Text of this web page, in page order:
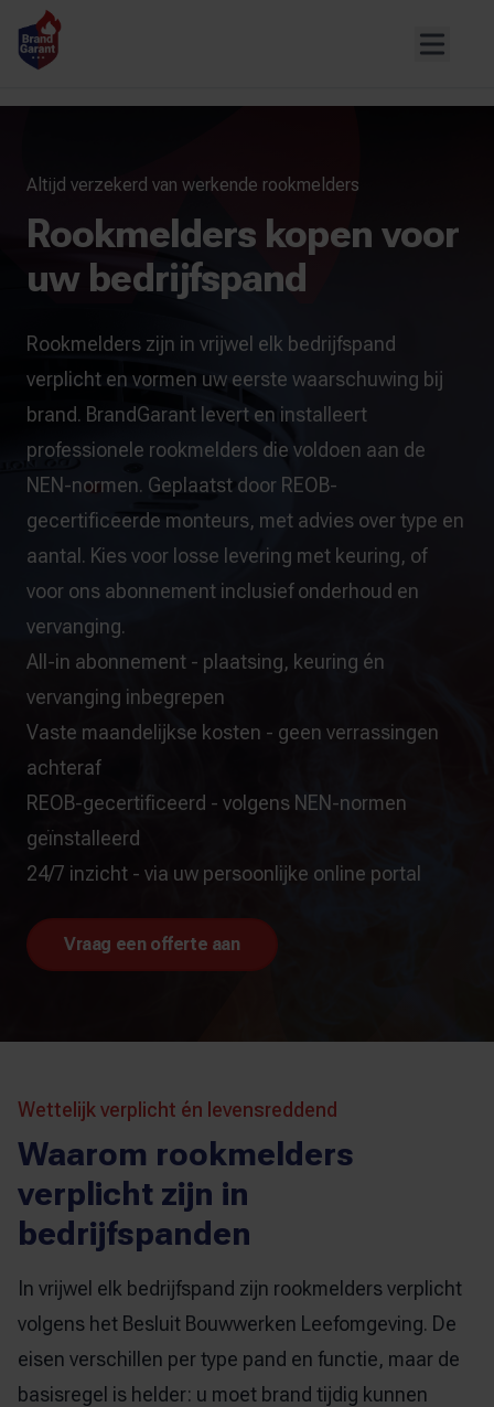
Altijd verzekerd van werkende rookmelders
Rookmelders kopen voor
uw bedrijfspand
Rookmelders zijn in vrijwel elk bedrijfspand
verplicht en vormen uw eerste waarschuwing bij
brand. BrandGarant levert en installeert
professionele rookmelders die voldoen aan de
NEN-normen. Geplaatst door REOB-
gecertificeerde monteurs, met advies over type en
aantal. Kies voor losse levering met keuring, of
voor ons abonnement inclusief onderhoud en
vervanging.
All-in abonnement - plaatsing, keuring én
vervanging inbegrepen
Vaste maandelijkse kosten - geen verrassingen
achteraf
REOB-gecertificeerd - volgens NEN-normen
geïnstalleerd
24/7 inzicht - via uw persoonlijke online portal
Vraag een offerte aan
Wettelijk verplicht én levensreddend
Waarom rookmelders
verplicht zijn in
bedrijfspanden
In vrijwel elk bedrijfspand zijn rookmelders verplicht
volgens het Besluit Bouwwerken Leefomgeving. De
eisen verschillen per type pand en functie, maar de
basisregel is helder: u moet brand tijdig kunnen